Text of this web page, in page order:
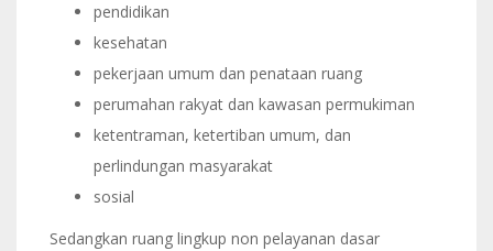
pendidikan
kesehatan
pekerjaan umum dan penataan ruang
perumahan rakyat dan kawasan permukiman
ketentraman, ketertiban umum, dan
perlindungan masyarakat
sosial
Sedangkan ruang lingkup non pelayanan dasar